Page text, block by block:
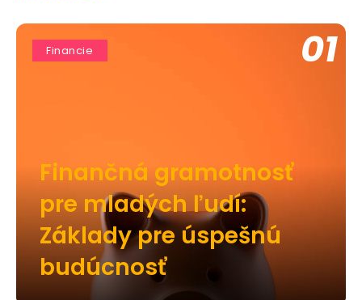
Financie 01
Finančná gramotnosť
pre mladých ľudí:
Základy pre úspešnú
budúcnosť